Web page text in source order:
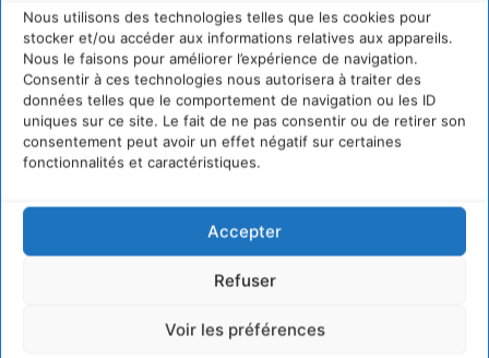
Nous utilisons des technologies telles que les cookies pour
stocker et/ou accéder aux informations relatives aux appareils.
Nous le faisons pour améliorer l’expérience de navigation.
Consentir à ces technologies nous autorisera à traiter des
données telles que le comportement de navigation ou les ID
uniques sur ce site. Le fait de ne pas consentir ou de retirer son
consentement peut avoir un effet négatif sur certaines
fonctionnalités et caractéristiques.
Accepter
Refuser
Voir les préférences
Sur Cdurable